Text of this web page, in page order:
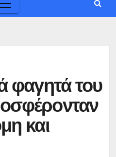
φαγητά του
και